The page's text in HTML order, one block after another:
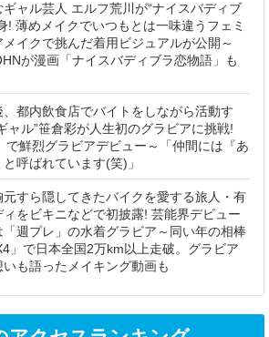
ャル芸人 エルフ荒川が“ナイスバディブ
! 薄めメイクでいつもとは一味違うフェミ
メイクで挑んだ着用ビジュアルが公開～
が漫画「ナイスバディブラ恋物語」も
、都内飲食店でバイトをしながら活動す
ャル”笹倉彩が人生初のグラビアに挑戦!
で鮮烈グラビアデビュー～「仲間には『あ
呼ばれています(笑)」
元すら隠してきたバイクを愛する旅人・有
をビキニなどで初披露! 芸能界デビュー
「週プレ」の水着グラビア～同い年の相棒
」で日本全国2万km以上走破。グラビア
も語ったメイキング動画も